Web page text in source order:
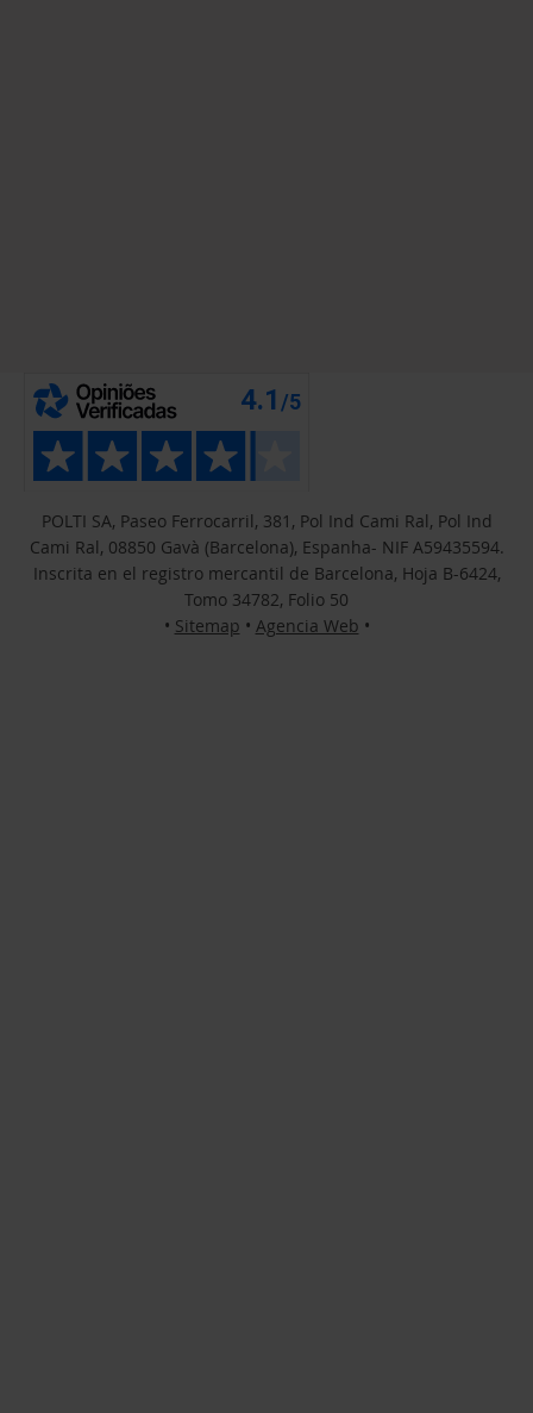
POLTI SA, Paseo Ferrocarril, 381, Pol Ind Cami Ral, Pol Ind
Cami Ral, 08850 Gavà (Barcelona), Espanha- NIF A59435594.
Inscrita en el registro mercantil de Barcelona, Hoja B-6424,
Tomo 34782, Folio 50
• Sitemap • Agencia Web •